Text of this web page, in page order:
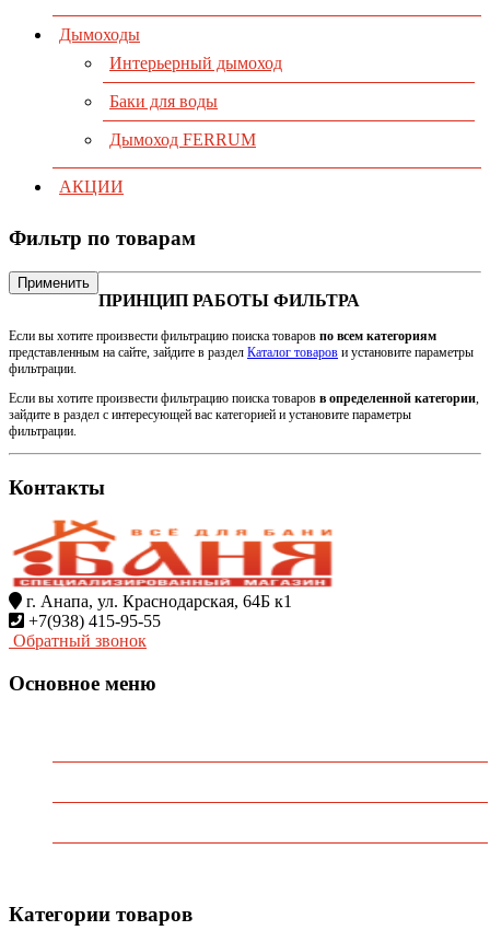
Дымоходы
Интерьерный дымоход
Баки для воды
Дымоход FERRUM
АКЦИИ
Фильтр по товарам
Применить
ПРИНЦИП РАБОТЫ ФИЛЬТРА
Если вы хотите произвести фильтрацию поиска товаров по всем категориям
представленным на сайте, зайдите в раздел Каталог товаров и установите параметры
фильтрации.
Если вы хотите произвести фильтрацию поиска товаров в определенной категории,
зайдите в раздел с интересующей вас категорией и установите параметры
фильтрации.
Контакты
г. Анапа, ул. Краснодарская, 64Б к1
+7(938) 415-95-55
Обратный звонок
Основное меню
Категории товаров